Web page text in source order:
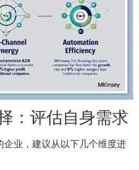
：评估自身需求
业，建议从以下几个维度进